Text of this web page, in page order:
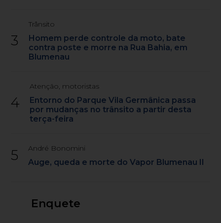
3
Trânsito
Homem perde controle da moto, bate
contra poste e morre na Rua Bahia, em
Blumenau
4
Atenção, motoristas
Entorno do Parque Vila Germânica passa
por mudanças no trânsito a partir desta
terça-feira
5 André Bonomini
Auge, queda e morte do Vapor Blumenau II
Enquete